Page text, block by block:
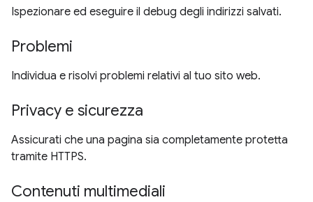
Ispezionare ed eseguire il debug degli indirizzi salvati.
Problemi
Individua e risolvi problemi relativi al tuo sito web.
Privacy e sicurezza
Assicurati che una pagina sia completamente protetta
tramite HTTPS.
Contenuti multimediali